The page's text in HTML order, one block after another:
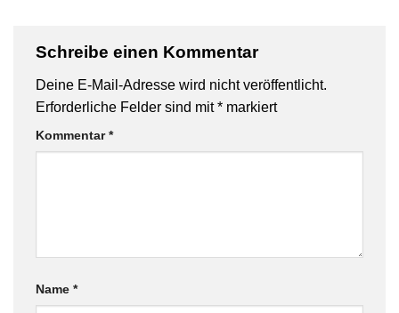
Schreibe einen Kommentar
Deine E-Mail-Adresse wird nicht veröffentlicht.
Erforderliche Felder sind mit* markiert
Kommentar*
Name *